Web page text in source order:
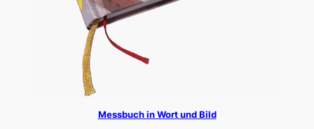
Messbuch in Wort und Bild